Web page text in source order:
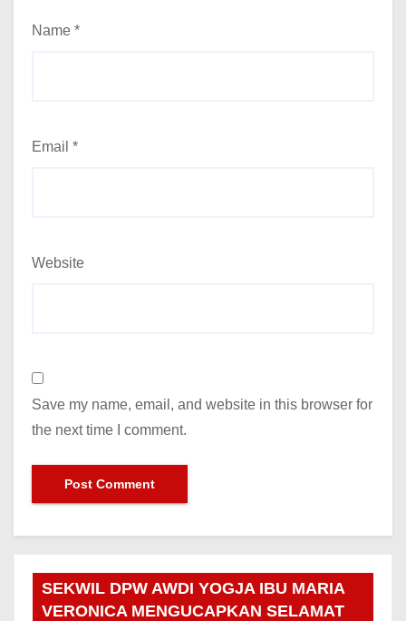
Name *
Email *
Website
Save my name, email, and website in this browser for
the next time I comment.
SEKWIL DPW AWDI YOGJA IBU MARIA
VERONICA MENGUCAPKAN SELAMAT